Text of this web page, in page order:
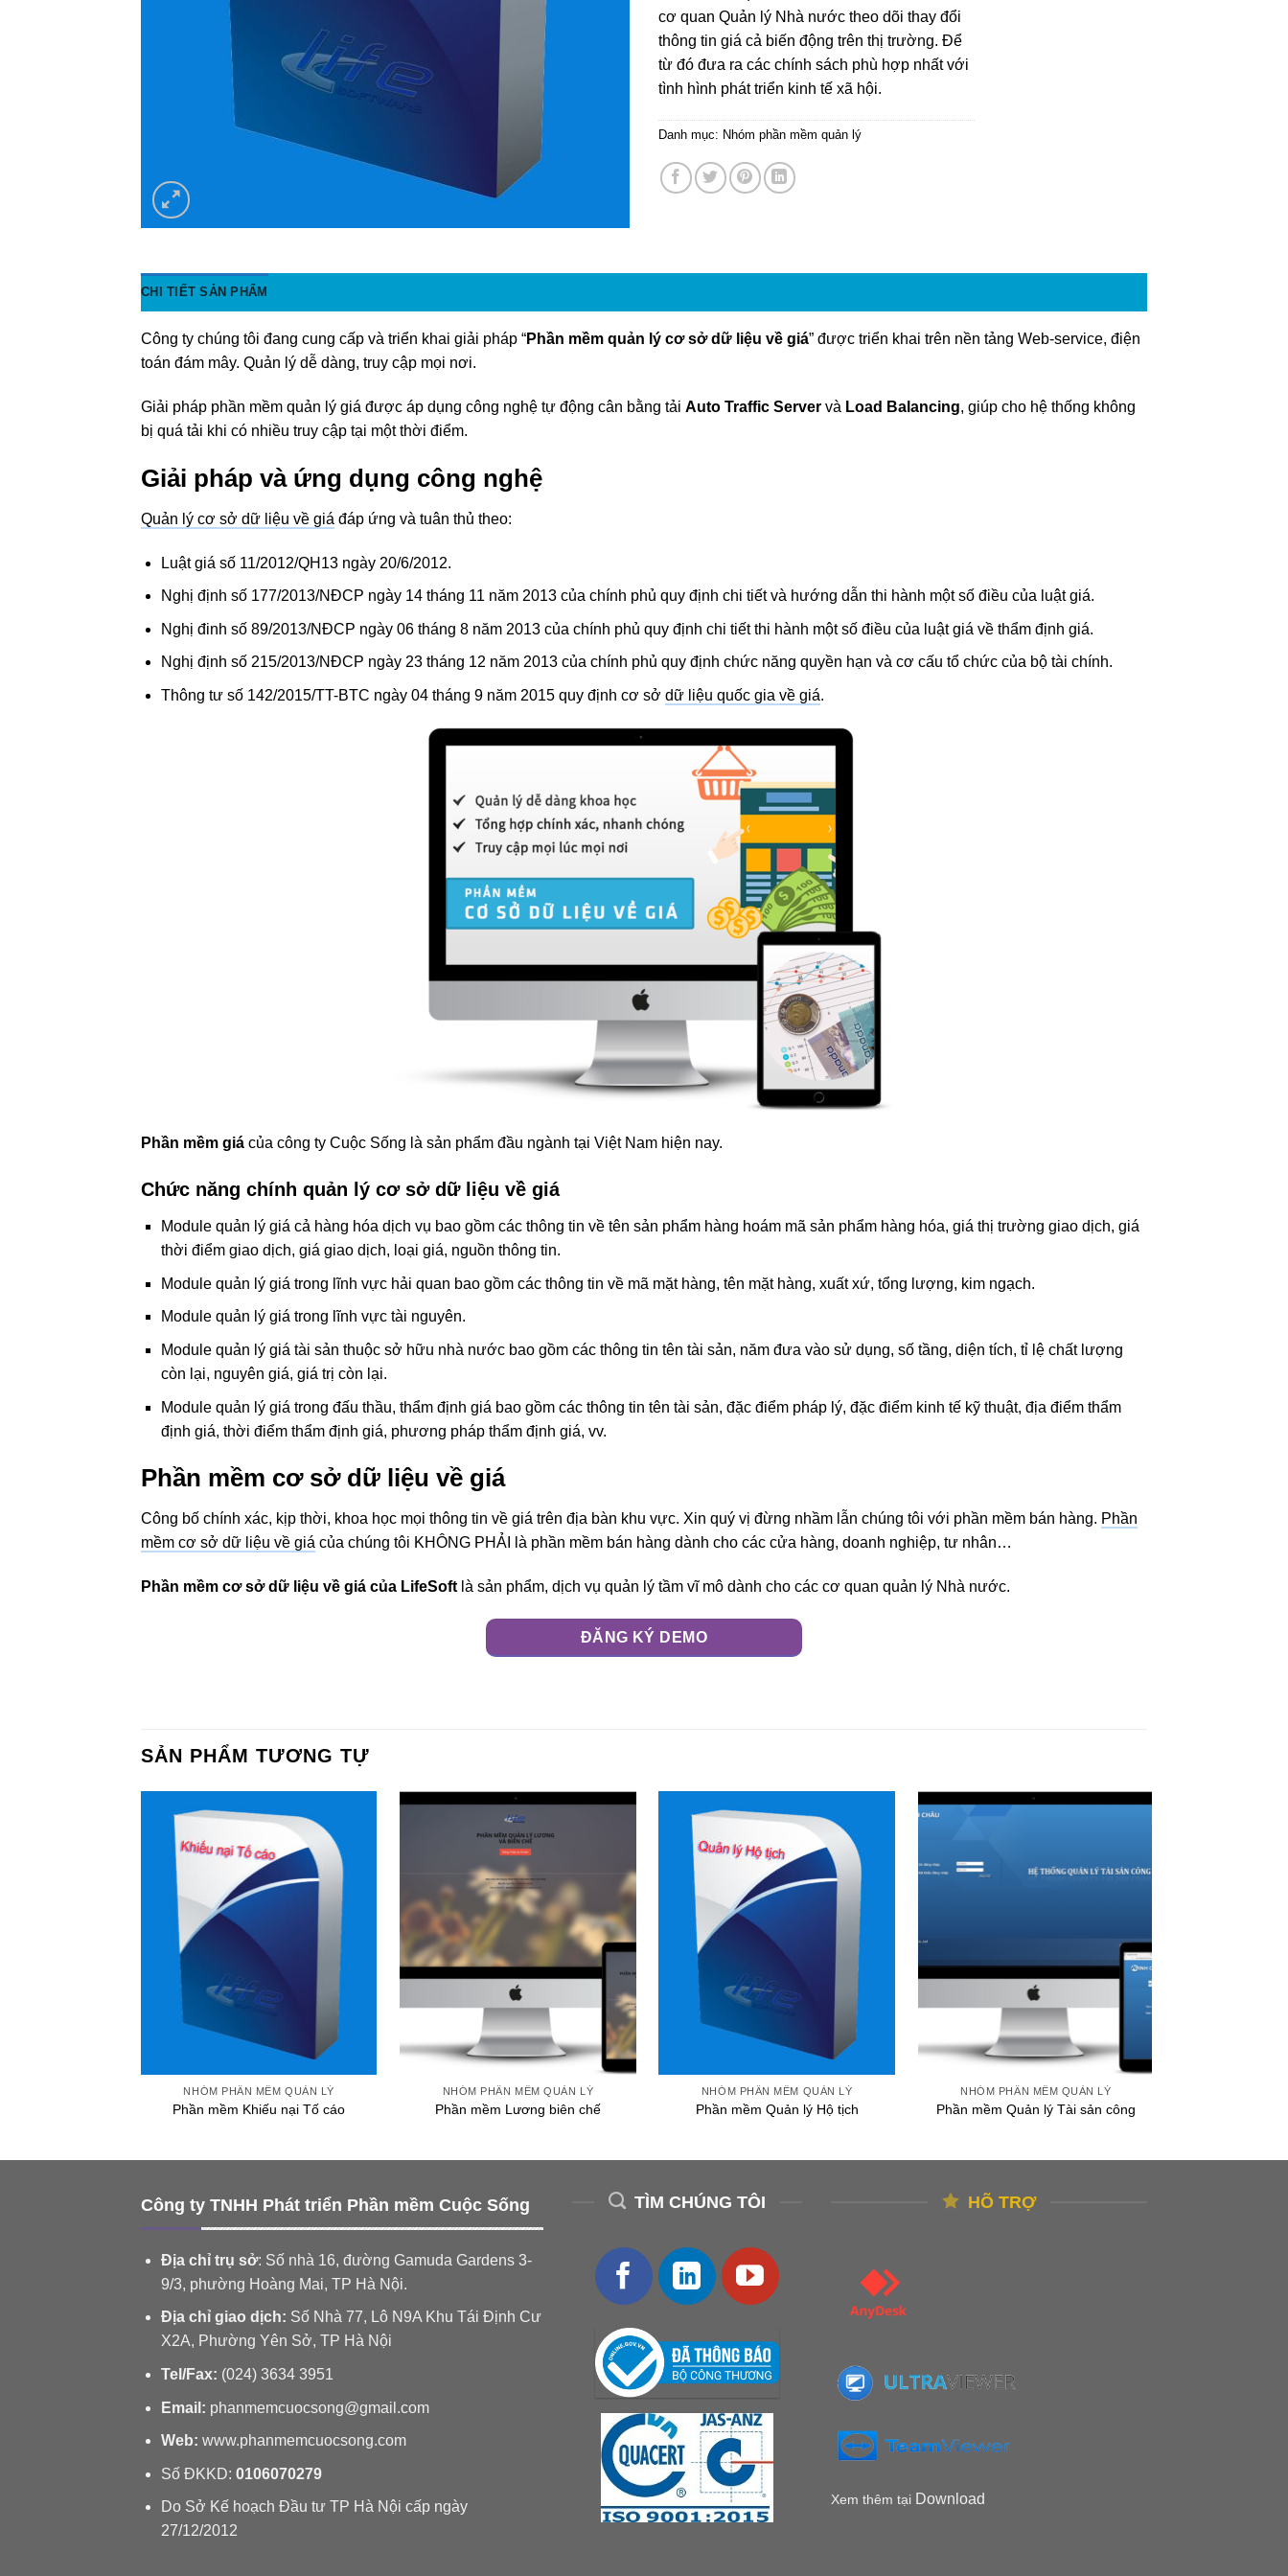
cơ quan Quản lý Nhà nước theo dõi thay đổi
thông tin giá cả biến động trên thị trường. Để
từ đó đưa ra các chính sách phù hợp nhất với
tình hình phát triển kinh tế xã hội.
Danh mục: Nhóm phần mềm quản lý
CHI TIẾT SẢN PHẨM
Công ty chúng tôi đang cung cấp và triển khai giải pháp “Phần mềm quản lý cơ sở dữ liệu về giá” được triển khai trên nền tảng Web-service, điện
toán đám mây. Quản lý dễ dàng, truy cập mọi nơi.
Giải pháp phần mềm quản lý giá được áp dụng công nghệ tự động cân bằng tải Auto Traffic Server và Load Balancing, giúp cho hệ thống không
bị quá tải khi có nhiều truy cập tại một thời điểm.
Giải pháp và ứng dụng công nghệ
Quản lý cơ sở dữ liệu về giá đáp ứng và tuân thủ theo:
Luật giá số 11/2012/QH13 ngày 20/6/2012.
Nghị định số 177/2013/NĐCP ngày 14 tháng 11 năm 2013 của chính phủ quy định chi tiết và hướng dẫn thi hành một số điều của luật giá.
Nghị đinh số 89/2013/NĐCP ngày 06 tháng 8 năm 2013 của chính phủ quy định chi tiết thi hành một số điều của luật giá về thẩm định giá.
Nghị định số 215/2013/NĐCP ngày 23 tháng 12 năm 2013 của chính phủ quy định chức năng quyền hạn và cơ cấu tổ chức của bộ tài chính.
Thông tư số 142/2015/TT-BTC ngày 04 tháng 9 năm 2015 quy định cơ sở dữ liệu quốc gia về giá.
Phần mềm giá của công ty Cuộc Sống là sản phẩm đầu ngành tại Việt Nam hiện nay.
Chức năng chính quản lý cơ sở dữ liệu về giá
Module quản lý giá cả hàng hóa dịch vụ bao gồm các thông tin về tên sản phẩm hàng hoám mã sản phẩm hàng hóa, giá thị trường giao dịch, giá
thời điểm giao dịch, giá giao dịch, loại giá, nguồn thông tin.
Module quản lý giá trong lĩnh vực hải quan bao gồm các thông tin về mã mặt hàng, tên mặt hàng, xuất xứ, tổng lượng, kim ngạch.
Module quản lý giá trong lĩnh vực tài nguyên.
Module quản lý giá tài sản thuộc sở hữu nhà nước bao gồm các thông tin tên tài sản, năm đưa vào sử dụng, số tầng, diện tích, tỉ lệ chất lượng
còn lại, nguyên giá, giá trị còn lại.
Module quản lý giá trong đấu thầu, thẩm định giá bao gồm các thông tin tên tài sản, đặc điểm pháp lý, đặc điểm kinh tế kỹ thuật, địa điểm thẩm
định giá, thời điểm thẩm định giá, phương pháp thẩm định giá, vv.
Phần mềm cơ sở dữ liệu về giá
Công bố chính xác, kịp thời, khoa học mọi thông tin về giá trên địa bàn khu vực. Xin quý vị đừng nhầm lẫn chúng tôi với phần mềm bán hàng. Phần
mềm cơ sở dữ liệu về giá của chúng tôi KHÔNG PHẢI là phần mềm bán hàng dành cho các cửa hàng, doanh nghiệp, tư nhân…
Phần mềm cơ sở dữ liệu về giá của LifeSoft là sản phẩm, dịch vụ quản lý tầm vĩ mô dành cho các cơ quan quản lý Nhà nước.
ĐĂNG KÝ DEMO
SẢN PHẨM TƯƠNG TỰ
NHÓM PHẦN MỀM QUẢN LÝ
Phần mềm Khiếu nại Tố cáo
+
NHÓM PHẦN MỀM QUẢN LÝ
Phần mềm Lương biên chế
NHÓM PHẦN MỀM QUẢN LÝ
Phần mềm Quản lý Hộ tịch
+
NHÓM PHẦN MỀM QUẢN LÝ
Phần mềm Quản lý Tài sản công
Công ty TNHH Phát triển Phần mềm Cuộc Sống
Địa chỉ trụ sở: Số nhà 16, đường Gamuda Gardens 3-
9/3, phường Hoàng Mai, TP Hà Nội.
Địa chỉ giao dịch: Số Nhà 77, Lô N9A Khu Tái Định Cư
X2A, Phường Yên Sở, TP Hà Nội
Tel/Fax: (024) 3634 3951
Email: phanmemcuocsong@gmail.com
Web: www.phanmemcuocsong.com
Số ĐKKD: 0106070279
Do Sở Kế hoạch Đầu tư TP Hà Nội cấp ngày
27/12/2012
TÌM CHÚNG TÔI HÕ TRỢ
Xem thêm tại Download